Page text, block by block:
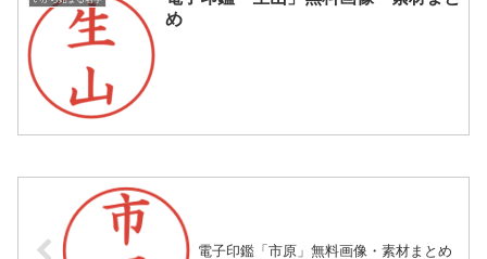
め
電子印鑑「市原」無料画像・素材まとめ